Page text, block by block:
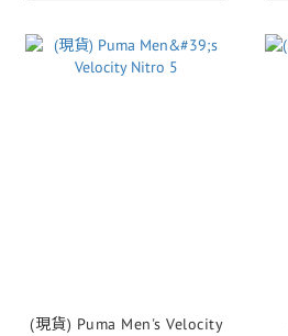
(現貨) Puma Men's Velocity